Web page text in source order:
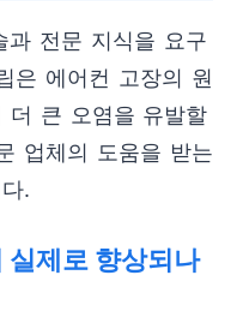
과 전문 지식을 요구
은 에어컨 고장의 원
더 큰 오염을 유발할
업체의 도움을 받는
.
실제로 향상되나